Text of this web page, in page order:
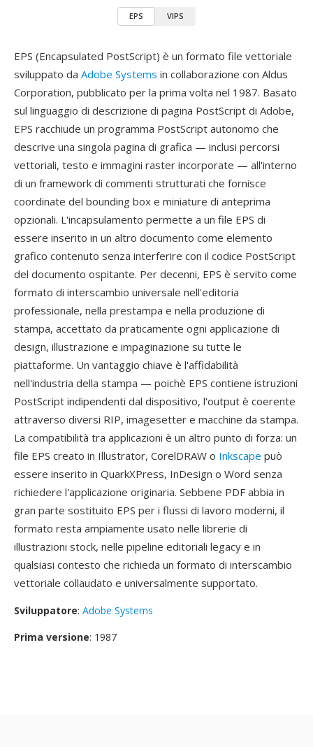
EPS VIPS
EPS (Encapsulated PostScript) è un formato file vettoriale
sviluppato da Adobe Systems in collaborazione con Aldus
Corporation, pubblicato per la prima volta nel 1987. Basato
sul linguaggio di descrizione di pagina PostScript di Adobe,
EPS racchiude un programma PostScript autonomo che
descrive una singola pagina di grafica — inclusi percorsi
vettoriali, testo e immagini raster incorporate — all'interno
di un framework di commenti strutturati che fornisce
coordinate del bounding box e miniature di anteprima
opzionali. L'incapsulamento permette a un file EPS di
essere inserito in un altro documento come elemento
grafico contenuto senza interferire con il codice PostScript
del documento ospitante. Per decenni, EPS è servito come
formato di interscambio universale nell'editoria
professionale, nella prestampa e nella produzione di
stampa, accettato da praticamente ogni applicazione di
design, illustrazione e impaginazione su tutte le
piattaforme. Un vantaggio chiave è l'affidabilità
nell'industria della stampa — poichè EPS contiene istruzioni
PostScript indipendenti dal dispositivo, l'output è coerente
attraverso diversi RIP, imagesetter e macchine da stampa.
La compatibilità tra applicazioni è un altro punto di forza: un
file EPS creato in Illustrator, CorelDRAW o Inkscape può
essere inserito in QuarkXPress, InDesign o Word senza
richiedere l'applicazione originaria. Sebbene PDF abbia in
gran parte sostituito EPS per i flussi di lavoro moderni, il
formato resta ampiamente usato nelle librerie di
illustrazioni stock, nelle pipeline editoriali legacy e in
qualsiasi contesto che richieda un formato di interscambio
vettoriale collaudato e universalmente supportato.
Sviluppatore: Adobe Systems
Prima versione: 1987